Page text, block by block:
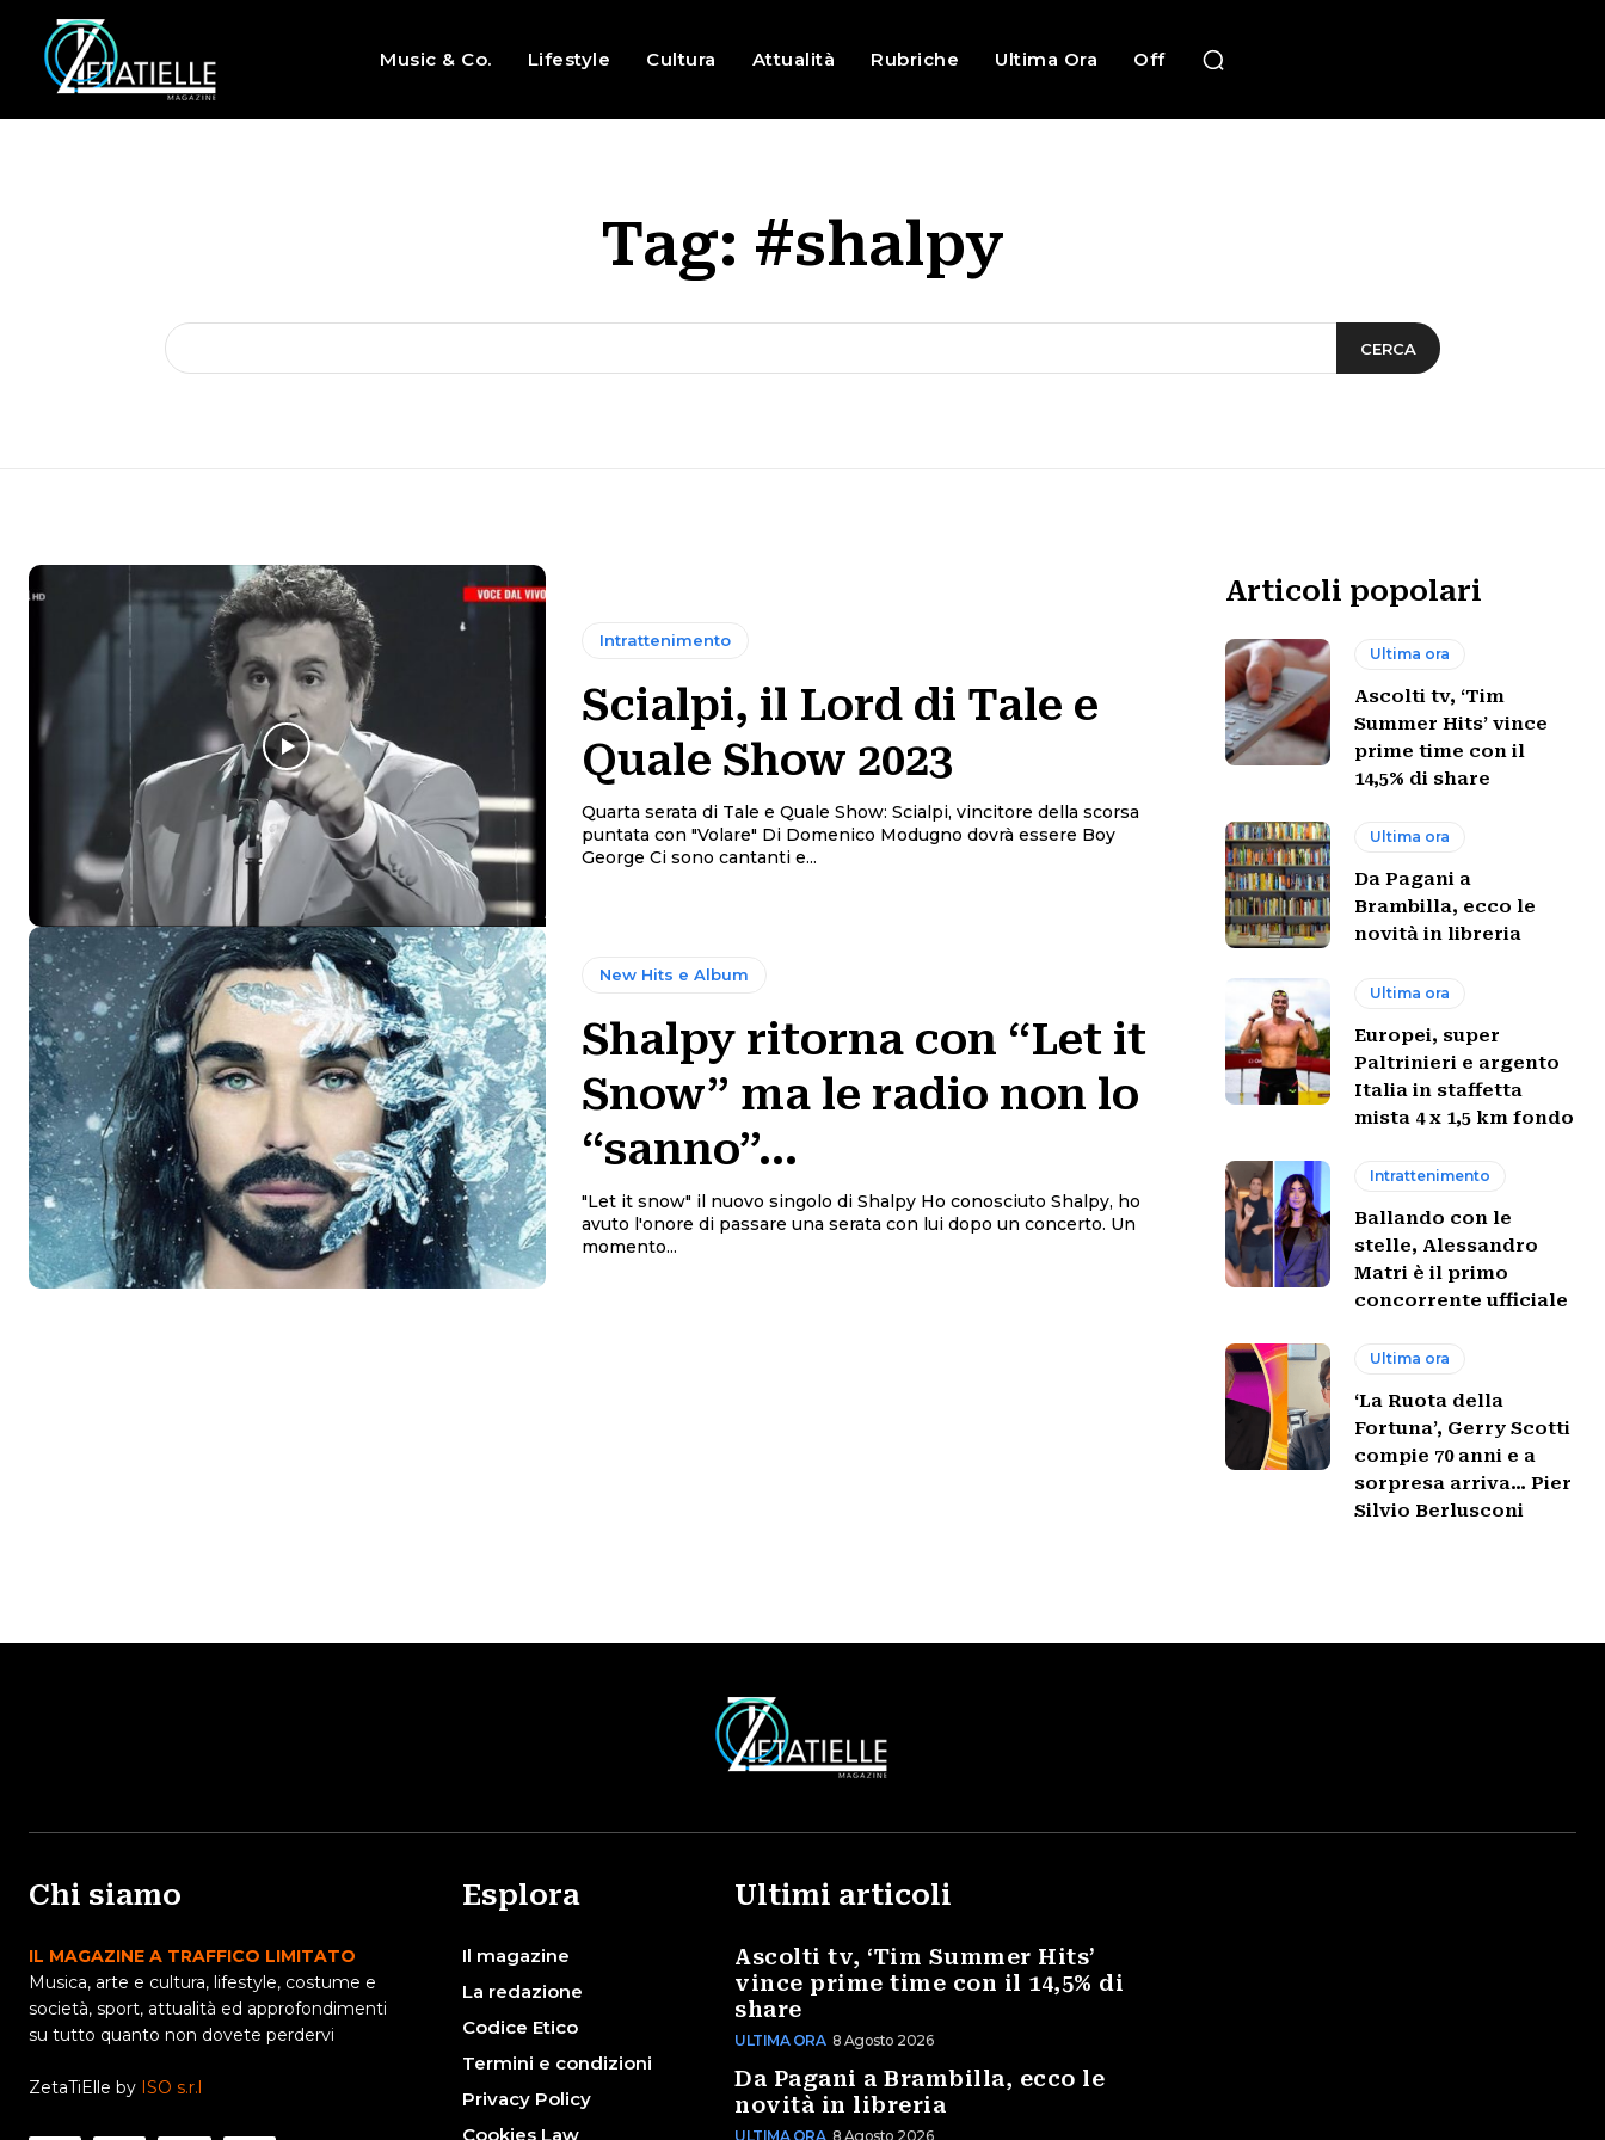
Music & Co. Lifestyle Cultura Attualità Rubriche Ultima Ora Off
Tag: #shalpy
CERCA
Intrattenimento
Scialpi, il Lord di Tale e
Quale Show 2023
Quarta serata di Tale e Quale Show: Scialpi, vincitore della scorsa
puntata con "Volare" Di Domenico Modugno dovrà essere Boy
George Ci sono cantanti e...
New Hits e Album
Shalpy ritorna con “Let it
Snow” ma le radio non lo
“sanno”…
"Let it snow" il nuovo singolo di Shalpy Ho conosciuto Shalpy, ho
avuto l'onore di passare una serata con lui dopo un concerto. Un
momento...
Articoli popolari
Ultima ora
Ascolti tv, ‘Tim
Summer Hits’ vince
prime time con il
14,5% di share
Ultima ora
Da Pagani a
Brambilla, ecco le
novità in libreria
Ultima ora
Europei, super
Paltrinieri e argento
Italia in staffetta
mista 4 x 1,5 km fondo
Intrattenimento
Ballando con le
stelle, Alessandro
Matri è il primo
concorrente ufficiale
Ultima ora
‘La Ruota della
Fortuna’, Gerry Scotti
compie 70 anni e a
sorpresa arriva… Pier
Silvio Berlusconi
Chi siamo
IL MAGAZINE A TRAFFICO LIMITATO
Musica, arte e cultura, lifestyle, costume e
società, sport, attualità ed approfondimenti
su tutto quanto non dovete perdervi
ZetaTiElle by ISO s.r.l
Esplora
Il magazine
La redazione
Codice Etico
Termini e condizioni
Privacy Policy
Cookies Law
Ultimi articoli
Ascolti tv, ‘Tim Summer Hits’
vince prime time con il 14,5% di
share
ULTIMA ORA 8 Agosto 2026
Da Pagani a Brambilla, ecco le
novità in libreria
ULTIMA ORA 8 Agosto 2026